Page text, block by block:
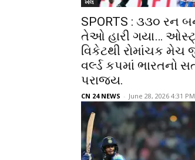
ખેલ
SPORTS : ૩૩૦ રન
તેઓ હારી ગયા…
વિકેટથી રોમાંચક મેચ
વર્લ્ડ કપમાં ભારતનો
પરાજય.
CN 24 NEWS - June 28, 2026 4:31 PM